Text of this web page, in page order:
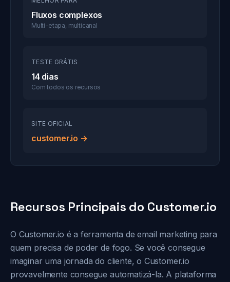
Fluxos complexos
Multi-etapa, multicanal
TESTE GRÁTIS
14 dias
Com todos os recursos
SITE OFICIAL
customer.io →
Recursos Principais do Customer.io
O Customer.io é a ferramenta de email marketing para
quem precisa de poder de fogo. Se você consegue
imaginar uma jornada do cliente, o Customer.io
provavelmente consegue automatizá-la. A plataforma